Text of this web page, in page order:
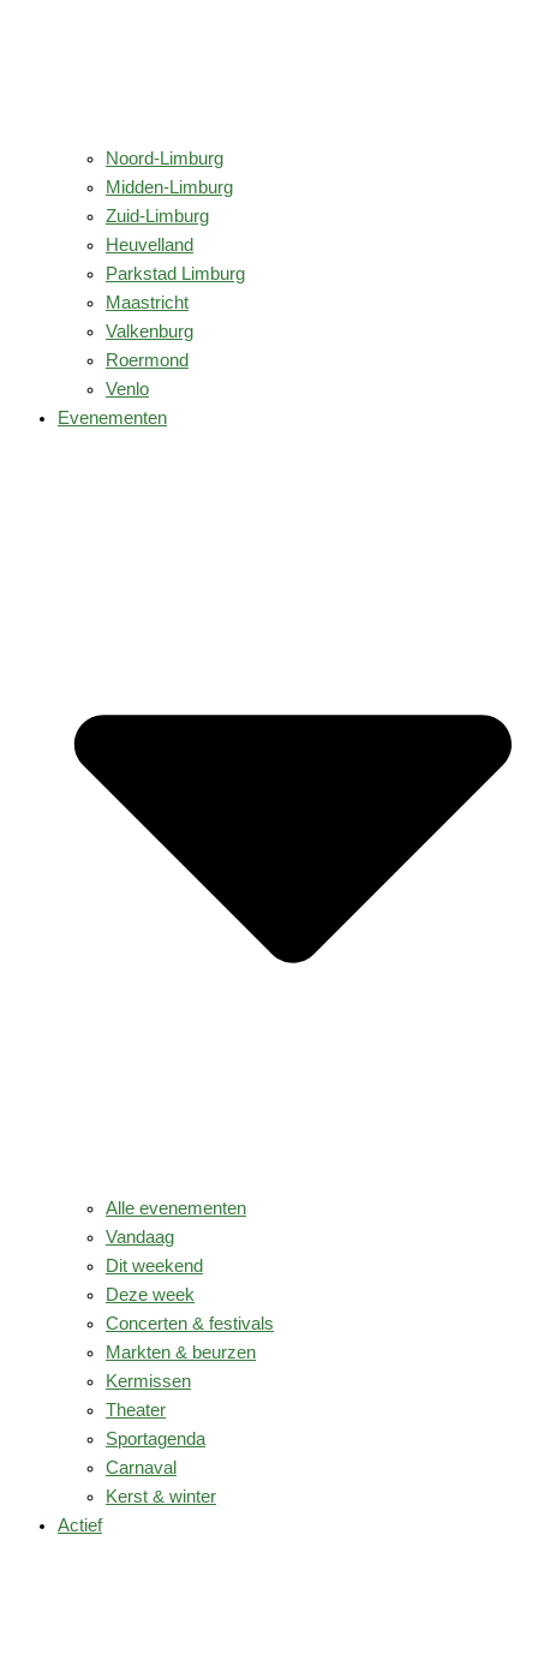
Noord-Limburg
Midden-Limburg
Zuid-Limburg
Heuvelland
Parkstad Limburg
Maastricht
Valkenburg
Roermond
Venlo
Evenementen
Alle evenementen
Vandaag
Dit weekend
Deze week
Concerten & festivals
Markten & beurzen
Kermissen
Theater
Sportagenda
Carnaval
Kerst & winter
Actief